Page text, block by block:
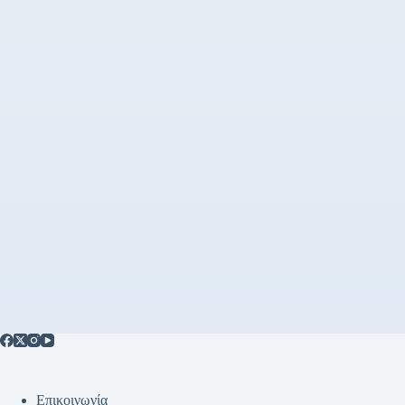
Επικοινωνία